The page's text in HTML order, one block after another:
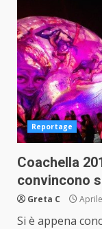
Reportage
Coachella
convincono
Greta C
Si è appena